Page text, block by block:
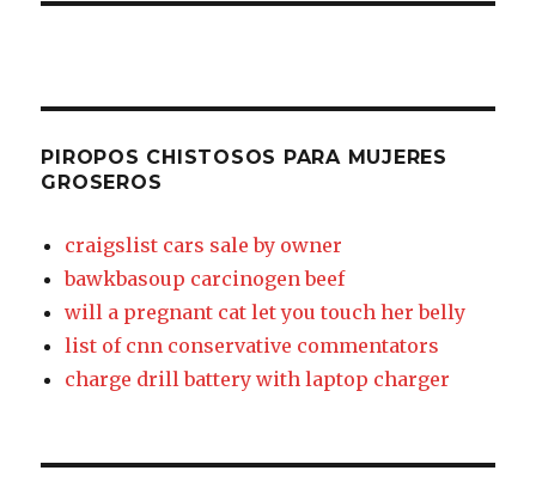
PIROPOS CHISTOSOS PARA MUJERES
GROSEROS
craigslist cars sale by owner
bawkbasoup carcinogen beef
will a pregnant cat let you touch her belly
list of cnn conservative commentators
charge drill battery with laptop charger